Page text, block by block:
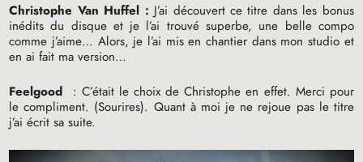
Christophe Van Huffel : J’ai découvert ce titre dans les bonus
inédits du disque et je l’ai trouvé superbe, une belle compo
comme j’aime… Alors, je l’ai mis en chantier dans mon studio et
en ai fait ma version…
Feelgood
: C’était le choix de Christophe en effet. Merci pour
le compliment. (Sourires). Quant à moi je ne rejoue pas le titre
j’ai écrit sa suite.